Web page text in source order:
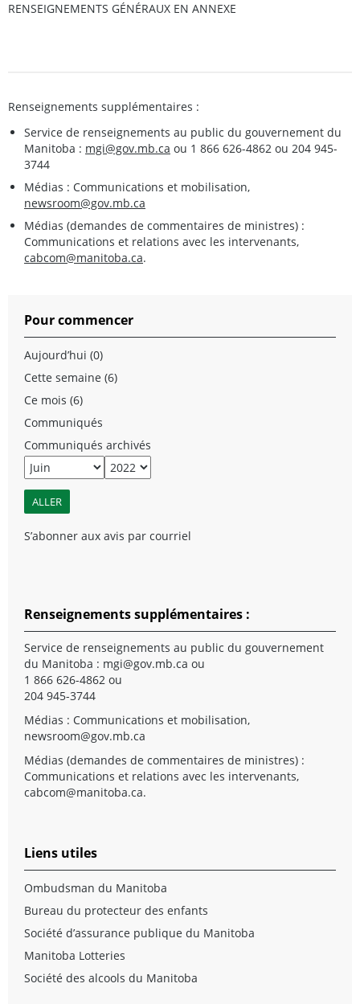
RENSEIGNEMENTS GÉNÉRAUX EN ANNEXE
Renseignements supplémentaires :
Service de renseignements au public du gouvernement du
Manitoba : mgi@gov.mb.ca ou 1 866 626-4862 ou 204 945-
3744
Médias : Communications et mobilisation,
newsroom@gov.mb.ca
Médias (demandes de commentaires de ministres) :
Communications et relations avec les intervenants,
cabcom@manitoba.ca.
Pour commencer
Aujourd’hui (0)
Cette semaine (6)
Ce mois (6)
Communiqués
Communiqués archivés
S’abonner aux avis par courriel
Renseignements supplémentaires :
Service de renseignements au public du gouvernement
du Manitoba : mgi@gov.mb.ca ou
1 866 626-4862 ou
204 945-3744
Médias : Communications et mobilisation,
newsroom@gov.mb.ca
Médias (demandes de commentaires de ministres) :
Communications et relations avec les intervenants,
cabcom@manitoba.ca.
Liens utiles
Ombudsman du Manitoba
Bureau du protecteur des enfants
Société d’assurance publique du Manitoba
Manitoba Lotteries
Société des alcools du Manitoba